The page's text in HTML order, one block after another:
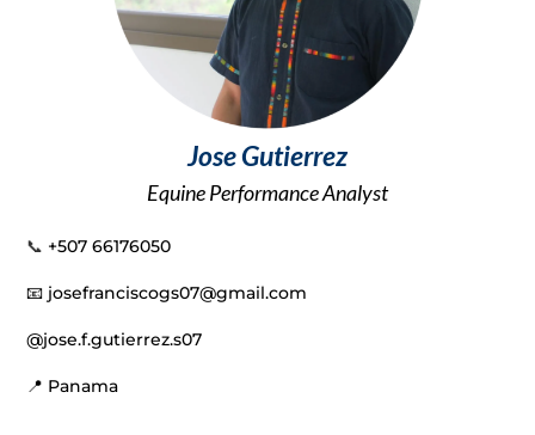
Jose Gutierrez
Equine Performance Analyst
📞 +507 66176050
📧 josefranciscogs07@gmail.com
@jose.f.gutierrez.s07
📍 Panama